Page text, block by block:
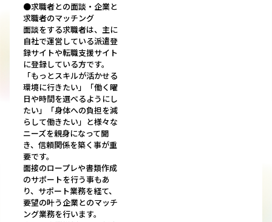
●求職者との面談・企業と
求職者のマッチング
面談をする求職者は、主に
自社で運営している派遣登
録サイトや転職支援サイト
に登録している方です。
「もっとスキルが活かせる
環境に行きたい」「働く曜
日や時間を選べるようにし
たい」「身体への負担を減
らして働きたい」と様々な
ニーズを親身になって聞
き、信頼関係を築く事が重
要です。
面接のロープレや書類作成
のサポートを行う事もあ
り、サポート業務を経て、
要望の叶う企業とのマッチ
ング業務を行います。